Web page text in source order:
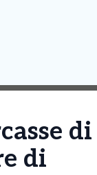
di
di